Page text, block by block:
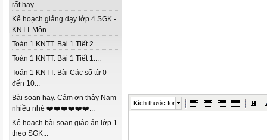
rất hay...
Kế hoạch giảng dạy lớp 4 SGK -
KNTT Môn...
Toán 1 KNTT. Bài 1 Tiết 2....
Toán 1 KNTT. Bài 1 Tiết 1....
Toán 1 KNTT. Bài Các số từ 0
đến 10...
Bài soạn hay. Cảm ơn thầy Nam
nhiều nhé ❤️❤️❤️❤️❤️❤️...
Kế hoạch bài soạn giáo án lớp 1
theo SGK...
Kích thước font